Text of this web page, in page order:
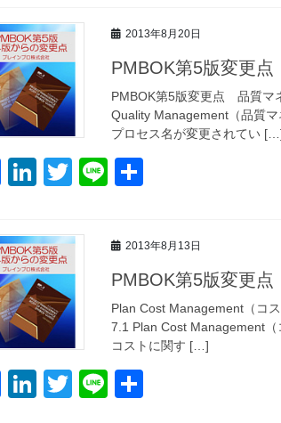
c
e
b
o
o
k
k
e
dI
n
tt
2013年8月20日
PMBOK第5版変更
PMBOK第5版変更点 品質マ
Quality Management（品質マ
プロセス名が変更されてい
F
c
e
b
o
o
k
Li
k
e
dI
n
T
tt
Li
2013年8月13日
PMBOK第5版変更
Plan Cost Management（コ
7.1 Plan Cost Management（
コストに関す […]
F
Li
T
Li